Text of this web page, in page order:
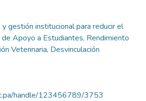
gestión institucional para reducir el
Apoyo a Estudiantes, Rendimiento
Veterinaria, Desvinculación
handle/123456789/3753